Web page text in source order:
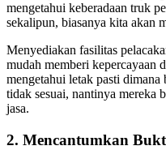
mengetahui keberadaan truk
sekalipun, biasanya kita akan
Menyediakan fasilitas
mudah memberi kepercayaan
mengetahui letak pasti
tidak sesuai, nantinya mereka
jasa.
2. Mencantumkan